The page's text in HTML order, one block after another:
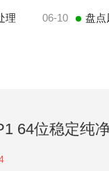
理 06-10 盘点
64位稳定纯